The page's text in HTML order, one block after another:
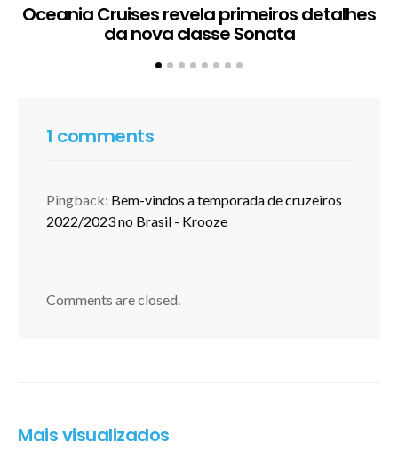
Oceania Cruises revela primeiros detalhes
da nova classe Sonata
1 comments
Pingback: Bem-vindos a temporada de cruzeiros
2022/2023 no Brasil - Krooze
Comments are closed.
Mais visualizados